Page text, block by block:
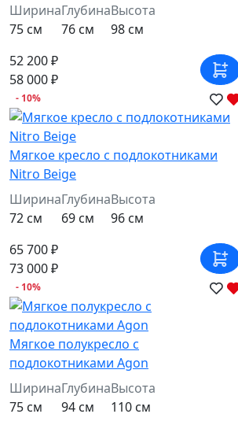
Ширина
75 см
Глубина
76 см
Высота
98 см
52 200 ₽
58 000 ₽
- 10%
Мягкое кресло с подлокотниками
Nitro Beige
Ширина
72 см
Глубина
69 см
Высота
96 см
65 700 ₽
73 000 ₽
- 10%
Мягкое полукресло с
подлокотниками Agon
Ширина
75 см
Глубина
94 см
Высота
110 см